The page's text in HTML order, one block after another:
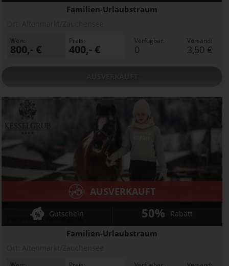
Familien-Urlaubstraum
Wert:
800,- €
Preis:
400,- €
Verfügbar:
0
Versand:
3,50 €
Ferienwelt Kesselgrub
Familien-Urlaubstraum
AUSVERKAUFT
Gutschein 50% Rabatt